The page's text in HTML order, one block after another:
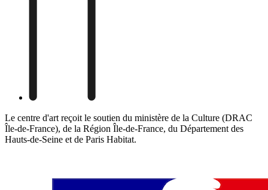
Le centre d'art reçoit le soutien du ministère de la Culture (DRAC
Île-de-France), de la Région Île-de-France, du Département des
Hauts-de-Seine et de Paris Habitat.